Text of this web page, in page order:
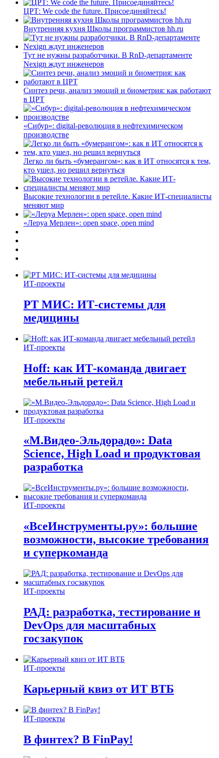
ЦРТ: We code the future. Присоединяйтесь!
Внутренняя кухня Школы программистов hh.ru
Тут не нужны разработчики. В RnD-департаменте
Nexign ждут инженеров
Синтез речи, анализ эмоций и биометрия: как работают
в ЦРТ
«Сибур»: digital-революция в нефтехимическом
производстве
Легко ли быть «бумерангом»: как в ИТ относятся к тем,
кто ушел, но решил вернуться
Высокие технологии в ретейле. Какие ИТ-специалисты
меняют мир
«Леруа Мерлен»: open space, open mind
ИТ-проекты
РТ МИС: ИТ-системы для
медицины
ИТ-проекты
Hoff: как ИТ-команда двигает
мебельный ретейл
ИТ-проекты
«М.Видео-Эльдорадо»: Data
Science, High Load и продуктовая
разработка
ИТ-проекты
«ВсеИнструменты.ру»: большие
возможности, высокие требования
и суперкоманда
ИТ-проекты
РАД: разработка, тестирование и
DevOps для масштабных
госзакупок
ИТ-проекты
Карьерный квиз от ИТ ВТБ
ИТ-проекты
В финтех? В FinPay!